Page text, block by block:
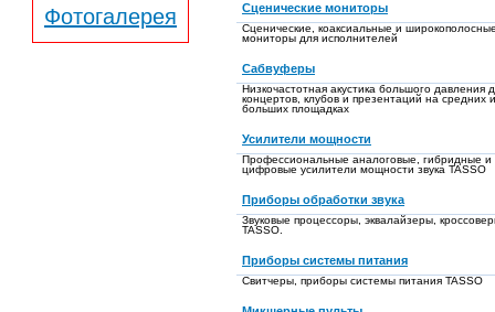
Фотогалерея Сценические мониторы
Сценические, коаксиальные и
мониторы для исполнителей
Сабвуферы
Низкочастотная акустика большого давления
концертов, клубов и презентаций на средних и
больших площадках
Усилители мощности
Профессиональные аналоговые, гибридные и
цифровые усилители мощности звука TASSO
Приборы обработки звука
Звуковые процессоры, эквалайзеры,
TASSO.
Приборы системы питания
Свитчеры, приборы системы питания TASSO